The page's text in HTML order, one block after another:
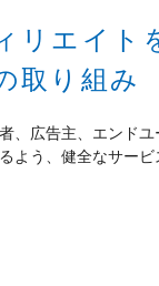
リエイト
取り組み
、広告主、エンドユ
よう、健全なサービ